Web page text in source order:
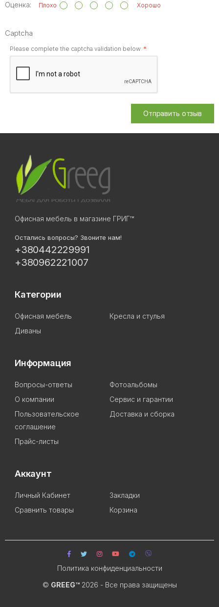
Оценка: Плохо Хорошо
Captcha
Please complete the captcha validation below
Отправить отзыв
Офисная мебель в магазине ГРИГ™
Остались вопросы? Звоните нам!
+380442229991
+380962221007
Категории
Офисная мебель
Кресла и стулья
Диваны
Информация
Вопросы-ответы
Фотоальбомы
О компании
Сервис и гарантии
Пользовательское
соглашение
Доставка и сборка
Прайс-листы
Аккаунт
Личный Кабинет
Закладки
Сравнить товары
Корзина
© GREEG™2026 - Все права защищены
Политика конфиденциальности